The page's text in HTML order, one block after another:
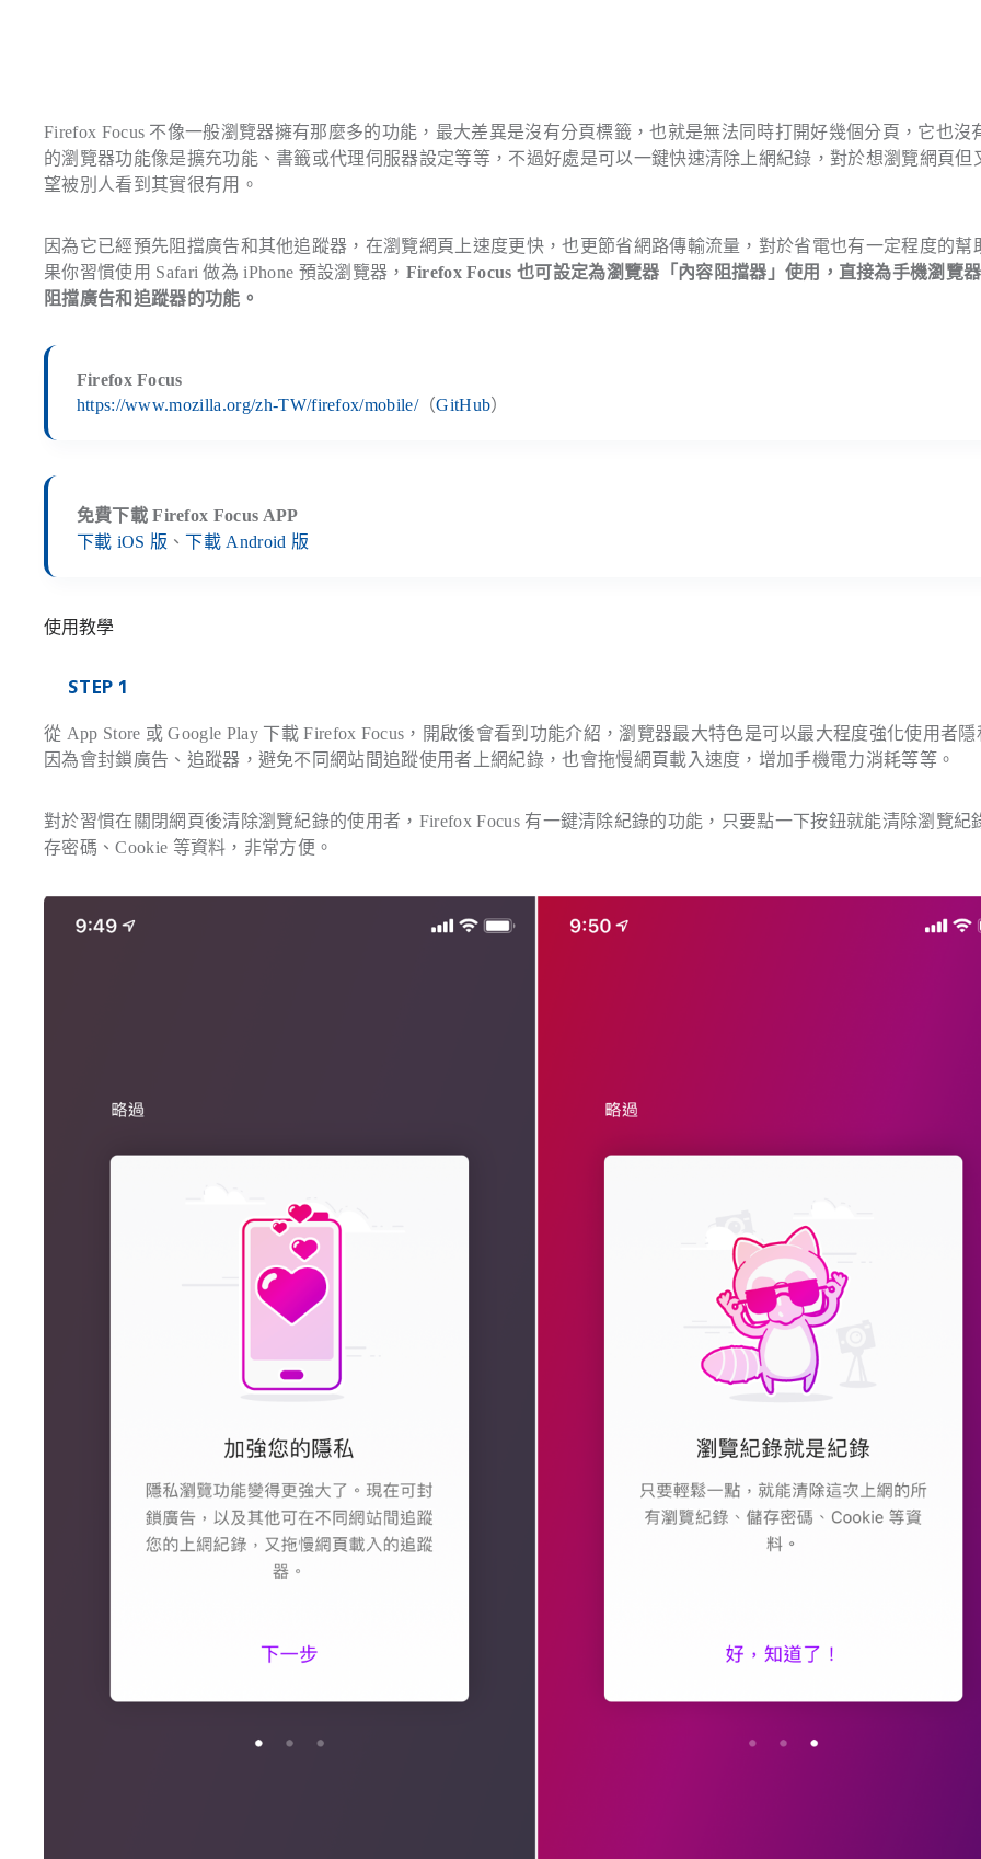
Firefox Focus 不像一般瀏覽器擁有那麼多的功能，最大差異是沒有分頁標籤，也就是無法同時打開好幾個分頁，它也沒
的瀏覽器功能像是擴充功能、書籤或代理伺服器設定等等，不過好處是可以一鍵快速清除上網紀錄，對於想瀏覽網頁但
望被別人看到其實很有用。
因為它已經預先阻擋廣告和其他追蹤器，在瀏覽網頁上速度更快，也更節省網路傳輸流量，對於省電也有一定程度的幫
果你習慣使用 Safari 做為 iPhone 預設瀏覽器， Firefox Focus 也可設定為瀏覽器「內容阻擋器」使用，直接為手機瀏覽
阻擋廣告和追蹤器的功能。
Firefox Focus
https://www.mozilla.org/zh-TW/firefox/mobile/（GitHub）
免費下載 Firefox Focus APP
下載 iOS 版 、下載 Android 版
使用教學
STEP 1
從 App Store 或 Google Play 下載 Firefox Focus，開啟後會看到功能介紹，瀏覽器最大特色是可以最大程度強化使用者隱
因為會封鎖廣告、追蹤器，避免不同網站間追蹤使用者上網紀錄，也會拖慢網頁載入速度，增加手機電力消耗等等。
對於習慣在關閉網頁後清除瀏覽紀錄的使用者，Firefox Focus 有一鍵清除紀錄的功能，只要點一下按鈕就能清除瀏覽紀
存密碼、Cookie 等資料，非常方便。